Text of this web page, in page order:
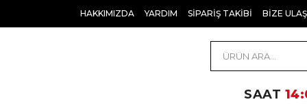
HAKKIMIZDA YARDIM SİPARİŞ TAKİBİ BİZE
SAAT